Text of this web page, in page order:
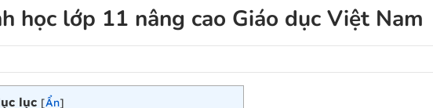
học lớp 11 nâng cao Giáo dục Việt Nam
lục [Ẩn]